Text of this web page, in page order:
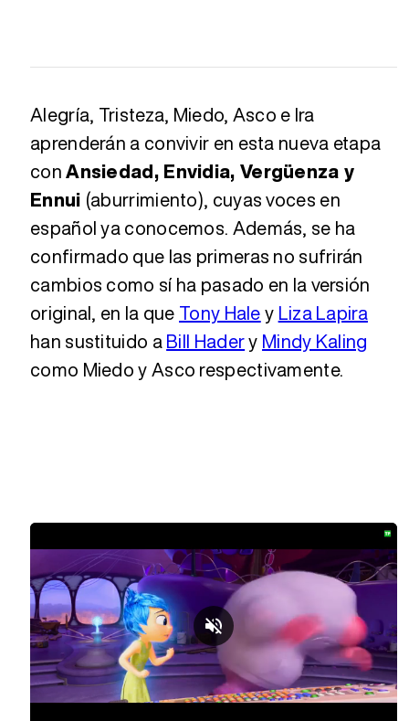
Alegría, Tristeza, Miedo, Asco e Ira
aprenderán a convivir en esta nueva etapa
conAnsiedad, Envidia, Vergüenza y
Ennui (aburrimiento), cuyas voces en
español ya conocemos. Además, se ha
confirmado que las primeras no sufrirán
cambios como sí ha pasado en la versión
original, en la que Tony Haley Liza Lapira
han sustituido aBill Hadery Mindy Kaling
como Miedo y Asco respectivamente.